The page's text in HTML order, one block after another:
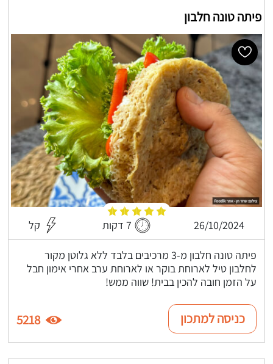
פיתה טונה חלבון
26/10/2024 7 דקות קל
פיתה טונה חלבון מ-3 מרכיבים בלבד ללא גלוטן מקור
לחלבון טיל לארוחת בוקר או לארוחת ערב אחרי אימון חבל
על הזמן חובה להכין בבית! שווה ממש!
כניסה למתכון 5218